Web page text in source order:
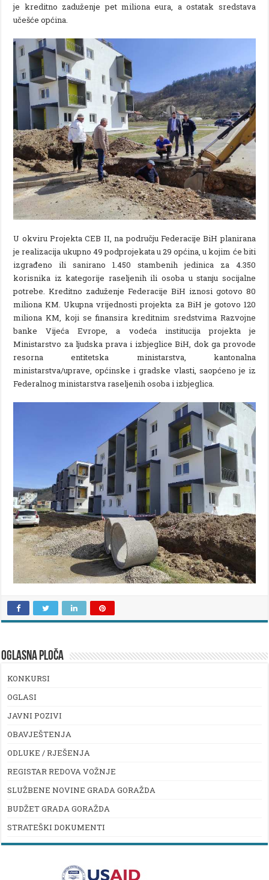
je kreditno zaduženje pet miliona eura, a ostatak sredstava
učešće općina.
U okviru Projekta CEB II, na području Federacije BiH planirana
je realizacija ukupno 49 podprojekata u 29 općina, u kojim će biti
izgrađeno ili sanirano 1.450 stambenih jedinica za 4.350
korisnika iz kategorije raseljenih ili osoba u stanju socijalne
potrebe. Kreditno zaduženje Federacije BiH iznosi gotovo 80
miliona KM. Ukupna vrijednosti projekta za BiH je gotovo 120
miliona KM, koji se finansira kreditnim sredstvima Razvojne
banke Vijeća Evrope, a vodeća institucija projekta je
Ministarstvo za ljudska prava i izbjeglice BiH, dok ga provode
resorna entitetska ministarstva, kantonalna
ministarstva/uprave, općinske i gradske vlasti, saopćeno je iz
Federalnog ministarstva raseljenih osoba i izbjeglica.
OGLASNA PLOČA
KONKURSI
OGLASI
JAVNI POZIVI
OBAVJEŠTENJA
ODLUKE / RJEŠENJA
REGISTAR REDOVA VOŽNJE
SLUŽBENE NOVINE GRADA GORAŽDA
BUDŽET GRADA GORAŽDA
STRATEŠKI DOKUMENTI